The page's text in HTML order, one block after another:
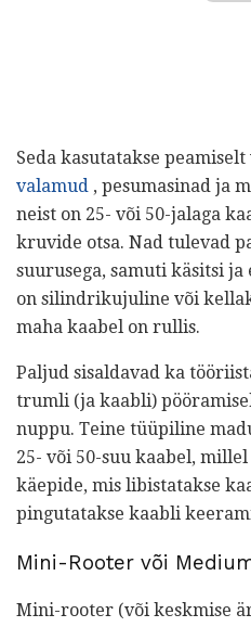
Seda kasutatakse
valamud , pesumasinad ja
neist on 25- või 50-jalaga
kruvide otsa. Nad tulevad
suurusega, samuti käsitsi
on silindrikujuline või
maha kaabel on rullis.
Paljud sisaldavad ka
trumli (ja kaabli)
nuppu. Teine tüüpiline
25- või 50-suu kaabel,
käepide, mis libistatakse
pingutatakse kaabli
Mini-Rooter või
Mini-rooter (või keskmise